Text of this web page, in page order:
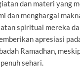
dan materi yang
dan menghargai
spiritual mereka
apresiasi
Ramadhan,
sehari.